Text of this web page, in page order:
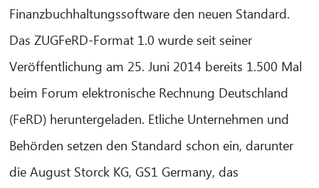
Finanzbuchhaltungssoftware den neuen Standard.
Das ZUGFeRD-Format 1.0 wurde seit seiner
Veröffentlichung am 25. Juni 2014 bereits 1.500 Mal
beim Forum elektronische Rechnung Deutschland
(FeRD) heruntergeladen. Etliche Unternehmen und
Behörden setzen den Standard schon ein, darunter
die August Storck KG, GS1 Germany, das